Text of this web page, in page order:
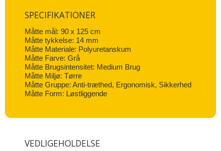
SPECIFIKATIONER
Måtte mål: 90 x 125 cm
Måtte tykkelse: 14 mm
Måtte Materiale: Polyuretanskum
Måtte Farve: Grå
Måtte Brugsintensitet: Medium Brug
Måtte Miljø: Tørre
Måtte Gruppe: Anti-træthed, Ergonomisk, Sikkerhed
Måtte Form: Løstliggende
VEDLIGEHOLDELSE